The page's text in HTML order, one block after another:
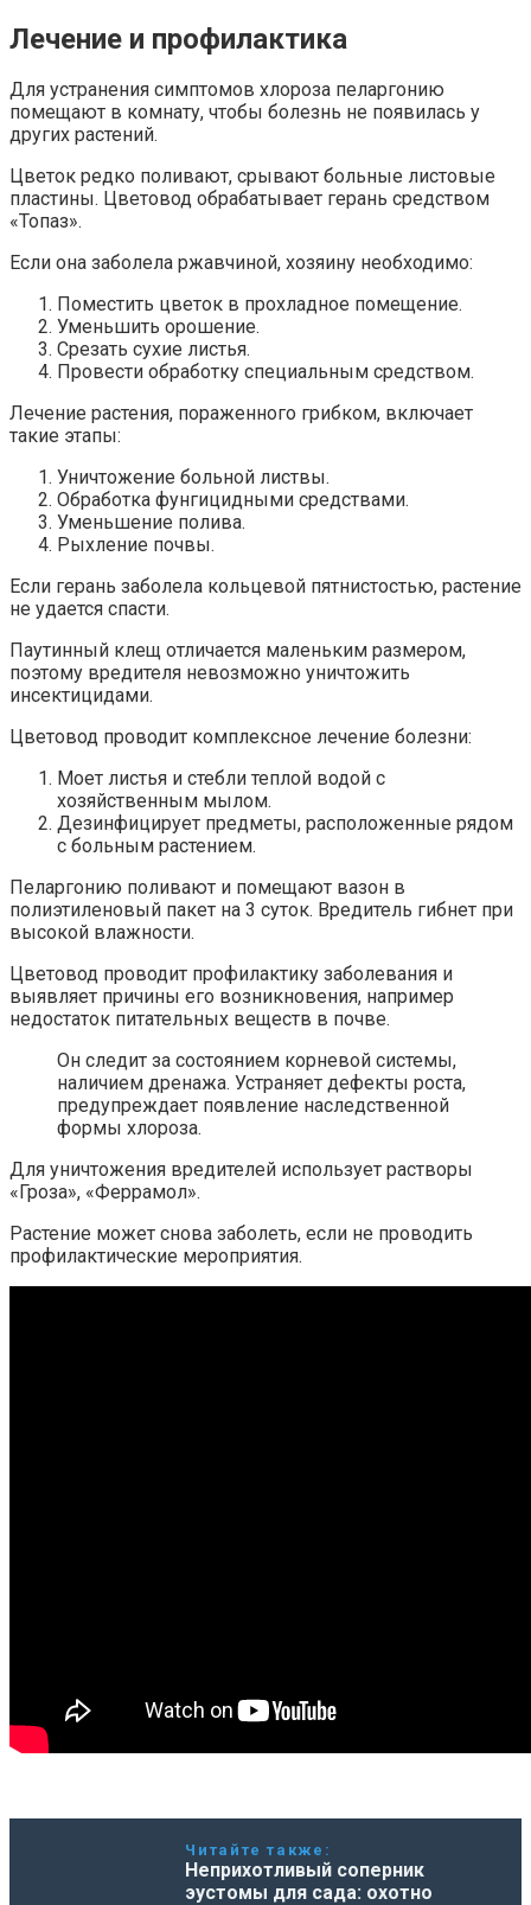
Лечение и профилактика
Для устранения симптомов хлороза пеларгонию
помещают в комнату, чтобы болезнь не появилась у
других растений.
Цветок редко поливают, срывают больные листовые
пластины. Цветовод обрабатывает герань средством
«Топаз».
Если она заболела ржавчиной, хозяину необходимо:
Поместить цветок в прохладное помещение.
Уменьшить орошение.
Срезать сухие листья.
Провести обработку специальным средством.
Лечение растения, пораженного грибком, включает
такие этапы:
Уничтожение больной листвы.
Обработка фунгицидными средствами.
Уменьшение полива.
Рыхление почвы.
Если герань заболела кольцевой пятнистостью, растение
не удается спасти.
Паутинный клещ отличается маленьким размером,
поэтому вредителя невозможно уничтожить
инсектицидами.
Цветовод проводит комплексное лечение болезни:
Моет листья и стебли теплой водой с
хозяйственным мылом.
Дезинфицирует предметы, расположенные рядом
с больным растением.
Пеларгонию поливают и помещают вазон в
полиэтиленовый пакет на 3 суток. Вредитель гибнет при
высокой влажности.
Цветовод проводит профилактику заболевания и
выявляет причины его возникновения, например
недостаток питательных веществ в почве.
Он следит за состоянием корневой системы,
наличием дренажа. Устраняет дефекты роста,
предупреждает появление наследственной
формы хлороза.
Для уничтожения вредителей использует растворы
«Гроза», «Феррамол».
Растение может снова заболеть, если не проводить
профилактические мероприятия.
Читайте также:
Неприхотливый соперник
эустомы для сада: охотно